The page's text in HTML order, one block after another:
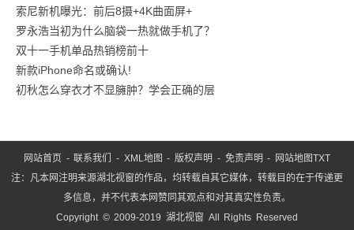
索尼新机曝光：前后8摄+4K曲面屏+
罗永浩当初为什么脑袋一热就做手机了？
双十一手机单品热销榜前十
新款iPhone命名或确认!
初秋怎么穿衣才不显臃肿？学会正确的层
网站首页 -联系我们 - XML地图 -版权声明 - 免责声明 - 网站地图TXT
注：凡本网注明来源湖北视窗的作品，均转载自其它媒体，转载目的在于传递更
多信息，并不代表本网赞同其观点和对其真实性负责。
Copyright © 2009-2019 湖北视窗 All Rights Reserved